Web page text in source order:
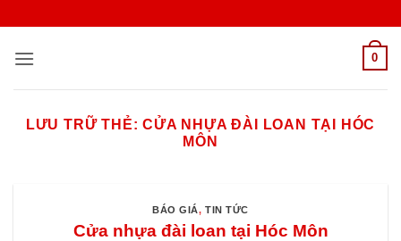
nội
0
LƯU TRỮ THẺ:CỬA NHỰA ĐÀI LOAN TẠI HÓC
MÔN
BÁO GIÁ,TIN TỨC
Cửa nhựa đài loan tại Hóc Môn